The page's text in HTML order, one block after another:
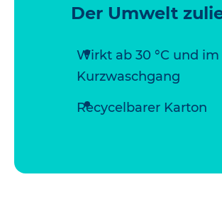
Der Umwelt
Wirkt ab 30 °C und im
Kurzwaschgang
Recycelbarer Karton